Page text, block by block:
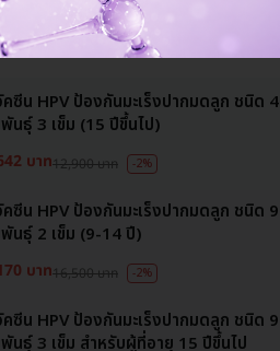
มีแพทย์ประจำคลินิก
รถมากกว่า 3 คัน
ออกใบรับรองแพทย์ได้
ซีน HPV ป้องกันมะเร็งปากมดลูก ชนิด 4
นธุ์ 3 เข็ม (15 ปีขึ้นไป)
บาท12,900 บาท -2%
ซีน HPV ป้องกันมะเร็งปากมดลูก ชนิด 9
นธุ์ 2 เข็ม (9-14 ปี)
บาท16,500 บาท -2%
ซีน HPV ป้องกันมะเร็งปากมดลูก ชนิด 9
นธุ์ 3 เข็ม สำหรับผู้ที่อายุ 15 ปีขึ้นไป